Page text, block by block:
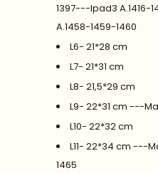
1397---Ipad3
A.1458-1459-1460
L6- 21*28 cm
L7- 21*31 cm
L8- 21,5*29 cm
L9- 22*31 cm ---
L10- 22*32 cm
L11- 22*34 cm ---
1465